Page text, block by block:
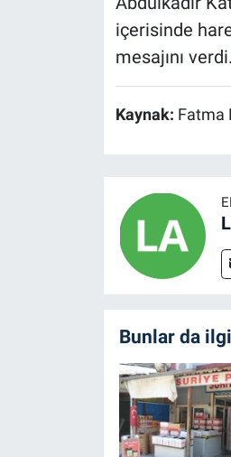
içerisinde
mesajını verdi.
Kaynak: Fatma
Bunlar da